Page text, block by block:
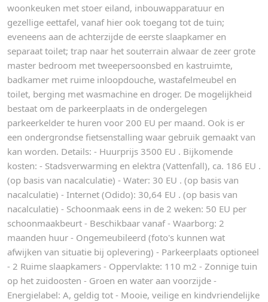
woonkeuken met stoer eiland, inbouwapparatuur en
gezellige eettafel, vanaf hier ook toegang tot de tuin;
eveneens aan de achterzijde de eerste slaapkamer en
separaat toilet; trap naar het souterrain alwaar de zeer grote
master bedroom met tweepersoonsbed en kastruimte,
badkamer met ruime inloopdouche, wastafelmeubel en
toilet, berging met wasmachine en droger. De mogelijkheid
bestaat om de parkeerplaats in de ondergelegen
parkeerkelder te huren voor 200 EU per maand. Ook is er
een ondergrondse fietsenstalling waar gebruik gemaakt van
kan worden. Details: - Huurprijs 3500 EU . Bijkomende
kosten: - Stadsverwarming en elektra (Vattenfall), ca. 186 EU .
(op basis van nacalculatie) - Water: 30 EU . (op basis van
nacalculatie) - Internet (Odido): 30,64 EU . (op basis van
nacalculatie) - Schoonmaak eens in de 2 weken: 50 EU per
schoonmaakbeurt - Beschikbaar vanaf - Waarborg: 2
maanden huur - Ongemeubileerd (foto's kunnen wat
afwijken van situatie bij oplevering) - Parkeerplaats optioneel
- 2 Ruime slaapkamers - Oppervlakte: 110 m2 - Zonnige tuin
op het zuidoosten - Groen en water aan voorzijde -
Energielabel: A, geldig tot - Mooie, veilige en kindvriendelijke